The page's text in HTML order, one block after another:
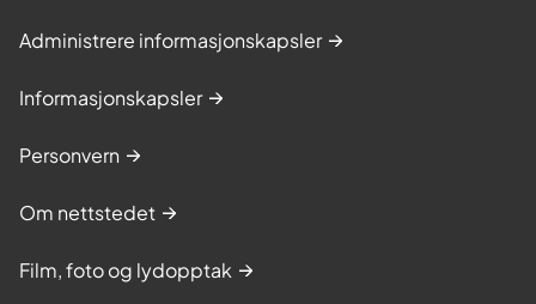
Administrere informasjonskapsler
Informasjonskapsler
Personvern
Om nettstedet
Film, foto og lydopptak